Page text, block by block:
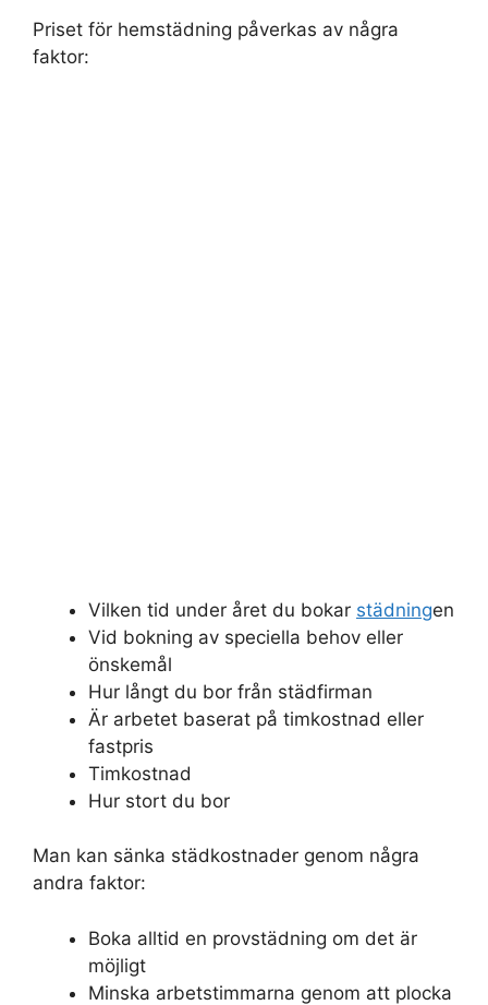
Priset för hemstädning påverkas av några
faktor:
Vilken tid under året du bokar städningen
Vid bokning av speciella behov eller
önskemål
Hur långt du bor från städfirman
Är arbetet baserat på timkostnad eller
fastpris
Timkostnad
Hur stort du bor
Man kan sänka städkostnader genom några
andra faktor:
Boka alltid en provstädning om det är
möjligt
Minska arbetstimmarna genom att plocka